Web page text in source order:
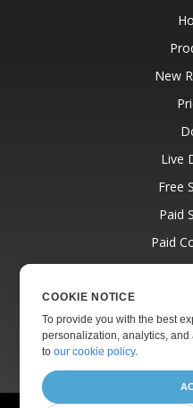
New
Live
Free
Paid
Paid
COOKIE NOTICE
To provide you with the best
personalization, analytics,
toour cookie policy.